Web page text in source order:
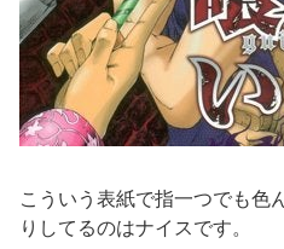
こういう表紙で指一つでも色
りしてるのはナイスです。